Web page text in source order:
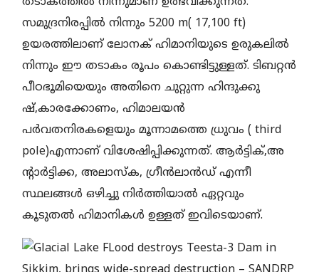
സമുദ്രനിരപ്പിൽ നിന്നും 5200 m( 17,100 ft)
ഉയരത്തിലാണ് ലോനക് ഹിമാനിയുടെ ഉരുകലിൽ
നിന്നും ഈ തടാകം രൂപം കൊണ്ടിട്ടുള്ളത്. ടിബറ്റൻ
പീഠഭൂമിയെയും അതിനെ ചുറ്റുന്ന ഹിന്ദുക്കു
ഷ്,കാരക്കോണം, ഹിമാലയൻ
പർവതനിരകളെയും മൂന്നാമത്തെ ധ്രുവം ( third
pole)എന്നാണ് വിശേഷിപ്പിക്കുന്നത്. ആർട്ടിക്,അ
ന്റാർട്ടിക്ക, അലാസ്‌ക, ഗ്രീൻലാൻഡ് എന്നീ
സ്ഥലങ്ങൾ ഒഴിച്ചു നിർത്തിയാൽ ഏറ്റവും
കൂടുതൽ ഹിമാനികൾ ഉള്ളത് ഇവിടെയാണ്.